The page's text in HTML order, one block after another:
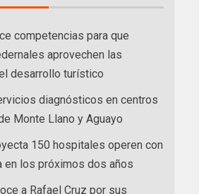
competencias para que
aprovechen las
desarrollo turístico
diagnósticos en centros
Monte Llano y Aguayo
150 hospitales operen con
en los próximos dos años
a Rafael Cruz por sus